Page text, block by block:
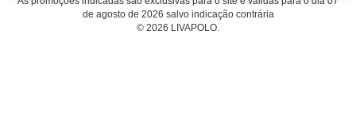
de agosto de 2026 salvo indicação contrária
© 2026 LIVAPOLO.